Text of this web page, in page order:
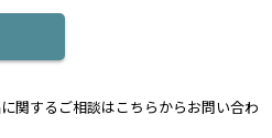
関するご相談はこちらからお問い合わ